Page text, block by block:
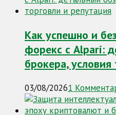
Как успешно и
форекс с Alpari:
брокера,
03/08/20261